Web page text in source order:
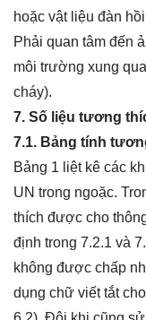
hoặc vật liệu đàn
Phải quan tâm đến
môi trường xung
cháy).
7. Số liệu tương
7.1. Bảng tính
Bảng 1 liệt kê các
UN trong ngoặc.
thích được cho
định trong 7.2.1 và
không được chấp
dụng chữ viết tắt